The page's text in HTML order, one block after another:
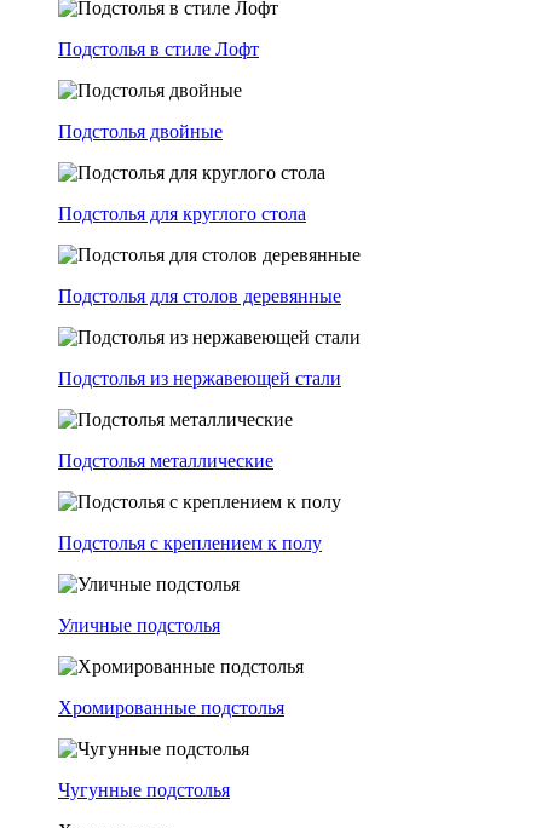
Подстолья в стиле Лофт
Подстолья двойные
Подстолья для круглого стола
Подстолья для столов деревянные
Подстолья из нержавеющей стали
Подстолья металлические
Подстолья с креплением к полу
Уличные подстолья
Хромированные подстолья
Чугунные подстолья